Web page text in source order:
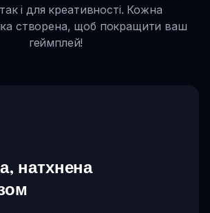
і для креативності. Кожна
створена, щоб покращити ваш
геймплей!
натхнена